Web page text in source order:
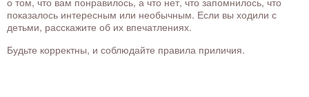
показалось интересным или необычным. Если вы ходили с
детьми, расскажите об их впечатлениях.
Будьте корректны, и соблюдайте правила приличия.